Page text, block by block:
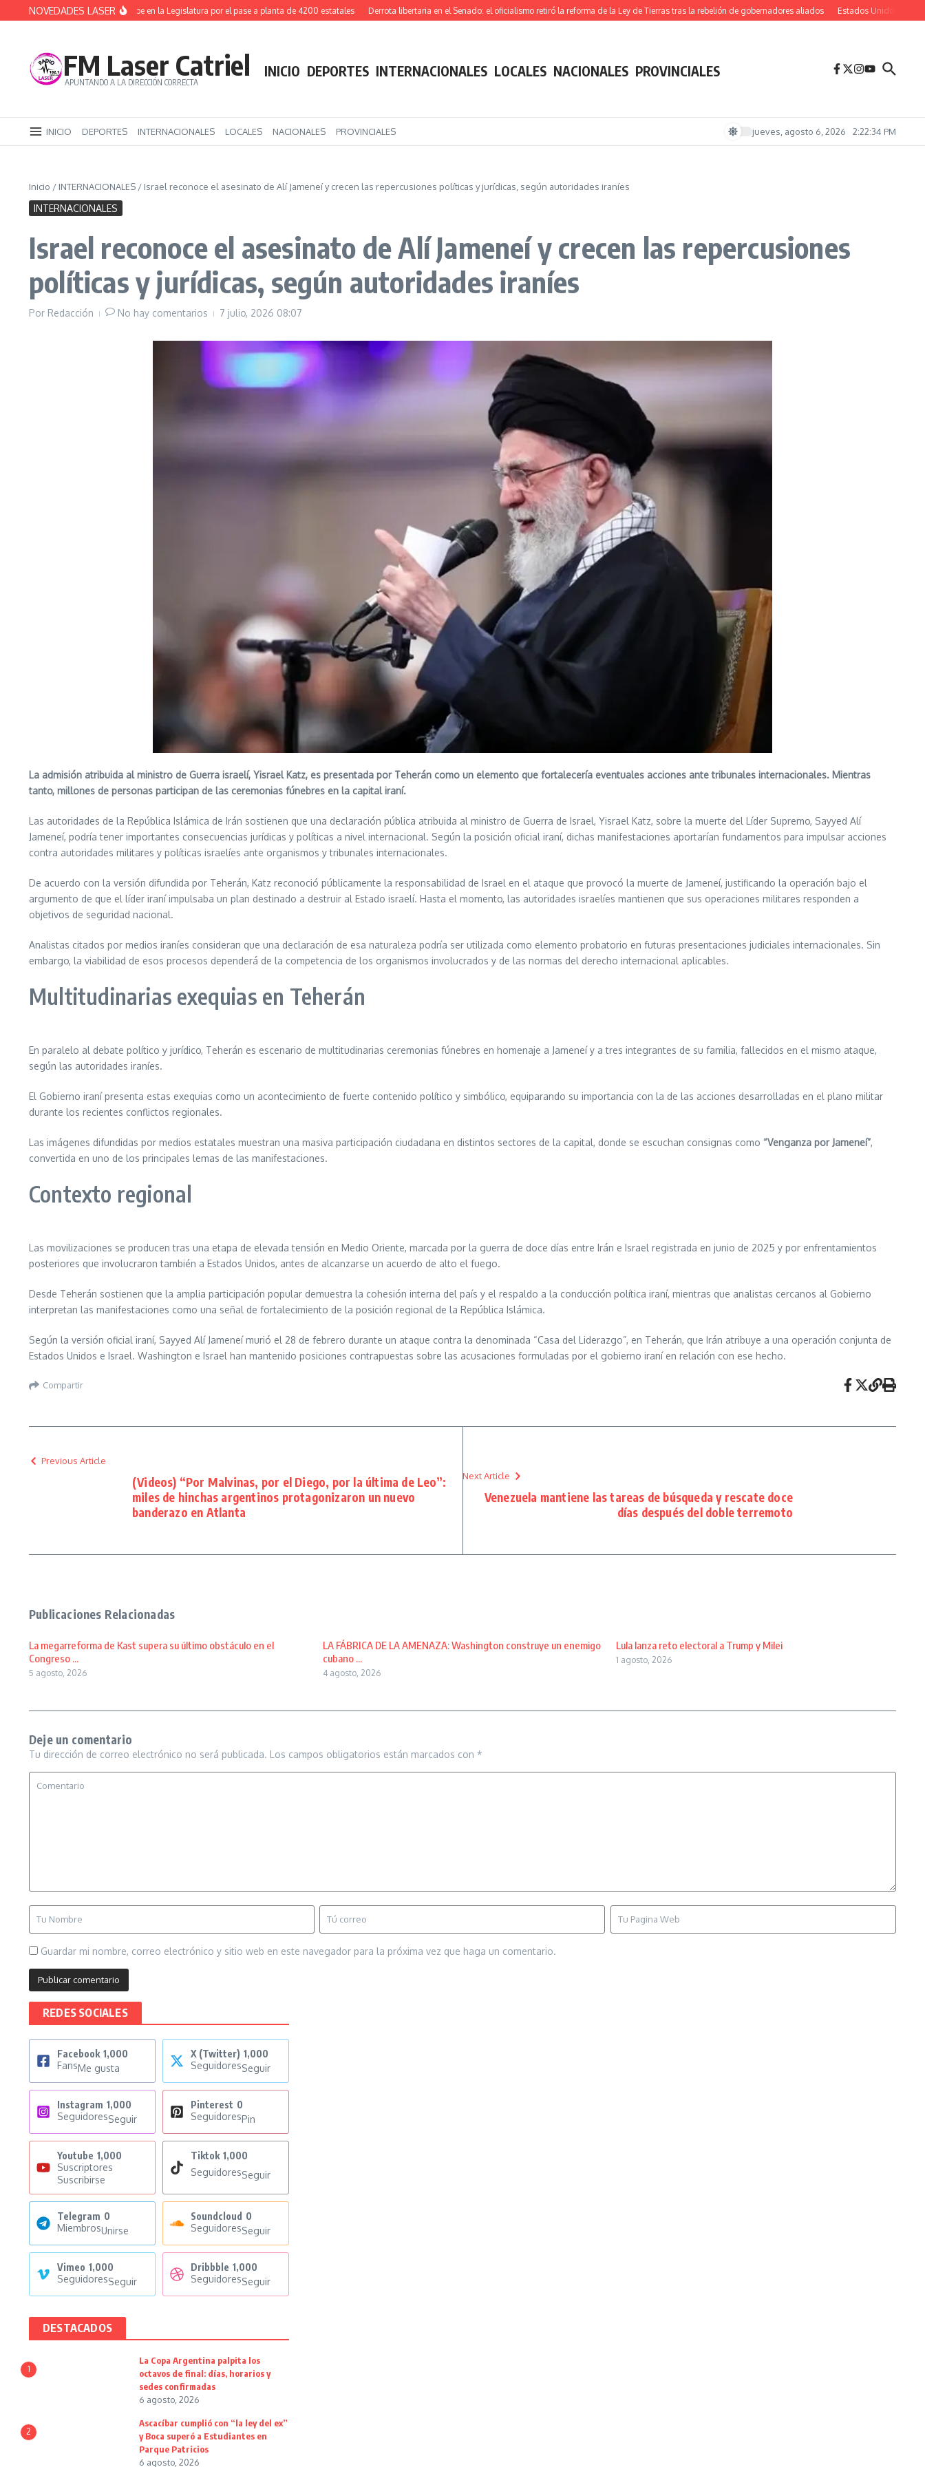
Saltar al contenido
NOVEDADES LASER
ATE ya inició un acampe en la Legislatura por el pase a planta de 4200 estatales Derrota libertaria en el Senado: el oficialismo retiró la reforma de la Ley de Tierras tras la rebelión de gobernadores aliados Estados Unidos admite que
FM Laser Catriel
APUNTANDO A LA DIRECCIÓN CORRECTA
INICIO DEPORTES INTERNACIONALES LOCALES NACIONALES PROVINCIALES
INICIO DEPORTES INTERNACIONALES LOCALES NACIONALES PROVINCIALES jueves, agosto 6, 2026 2:22:35 PM
Inicio / INTERNACIONALES / Israel reconoce el asesinato de Alí Jameneí y crecen las repercusiones políticas y jurídicas, según autoridades iraníes
INTERNACIONALES
Israel reconoce el asesinato de Alí Jameneí y crecen las repercusiones
políticas y jurídicas, según autoridades iraníes
Por Redacción No hay comentarios 7 julio, 2026 08:07
La admisión atribuida al ministro de Guerra israelí, Yisrael Katz, es presentada por Teherán como un elemento que fortalecería eventuales acciones ante tribunales internacionales. Mientras
tanto, millones de personas participan de las ceremonias fúnebres en la capital iraní.
Las autoridades de la República Islámica de Irán sostienen que una declaración pública atribuida al ministro de Guerra de Israel, Yisrael Katz, sobre la muerte del Líder Supremo, Sayyed Alí
Jameneí, podría tener importantes consecuencias jurídicas y políticas a nivel internacional. Según la posición oficial iraní, dichas manifestaciones aportarían fundamentos para impulsar acciones
contra autoridades militares y políticas israelíes ante organismos y tribunales internacionales.
De acuerdo con la versión difundida por Teherán, Katz reconoció públicamente la responsabilidad de Israel en el ataque que provocó la muerte de Jameneí, justificando la operación bajo el
argumento de que el líder iraní impulsaba un plan destinado a destruir al Estado israelí. Hasta el momento, las autoridades israelíes mantienen que sus operaciones militares responden a
objetivos de seguridad nacional.
Analistas citados por medios iraníes consideran que una declaración de esa naturaleza podría ser utilizada como elemento probatorio en futuras presentaciones judiciales internacionales. Sin
embargo, la viabilidad de esos procesos dependerá de la competencia de los organismos involucrados y de las normas del derecho internacional aplicables.
Multitudinarias exequias en Teherán
En paralelo al debate político y jurídico, Teherán es escenario de multitudinarias ceremonias fúnebres en homenaje a Jameneí y a tres integrantes de su familia, fallecidos en el mismo ataque,
según las autoridades iraníes.
El Gobierno iraní presenta estas exequias como un acontecimiento de fuerte contenido político y simbólico, equiparando su importancia con la de las acciones desarrolladas en el plano militar
durante los recientes conflictos regionales.
Las imágenes difundidas por medios estatales muestran una masiva participación ciudadana en distintos sectores de la capital, donde se escuchan consignas como “Venganza por Jameneí”,
convertida en uno de los principales lemas de las manifestaciones.
Contexto regional
Las movilizaciones se producen tras una etapa de elevada tensión en Medio Oriente, marcada por la guerra de doce días entre Irán e Israel registrada en junio de 2025 y por enfrentamientos
posteriores que involucraron también a Estados Unidos, antes de alcanzarse un acuerdo de alto el fuego.
Desde Teherán sostienen que la amplia participación popular demuestra la cohesión interna del país y el respaldo a la conducción política iraní, mientras que analistas cercanos al Gobierno
interpretan las manifestaciones como una señal de fortalecimiento de la posición regional de la República Islámica.
Según la versión oficial iraní, Sayyed Alí Jameneí murió el 28 de febrero durante un ataque contra la denominada “Casa del Liderazgo”, en Teherán, que Irán atribuye a una operación conjunta de
Estados Unidos e Israel. Washington e Israel han mantenido posiciones contrapuestas sobre las acusaciones formuladas por el gobierno iraní en relación con ese hecho.
Compartir
Previous Article
(Videos) “Por Malvinas, por el Diego, por la última de Leo”:
miles de hinchas argentinos protagonizaron un nuevo
banderazo en Atlanta
Next Article
Venezuela mantiene las tareas de búsqueda y rescate doce
días después del doble terremoto
Publicaciones Relacionadas
La megarreforma de Kast supera su último obstáculo en el
Congreso ...
5 agosto, 2026
LA FÁBRICA DE LA AMENAZA: Washington construye un enemigo
cubano ...
4 agosto, 2026
Lula lanza reto electoral a Trump y Milei
1 agosto, 2026
Deje un comentario
Tu dirección de correo electrónico no será publicada. Los campos obligatorios están marcados con *
Guardar mi nombre, correo electrónico y sitio web en este navegador para la próxima vez que haga un comentario.
REDES SOCIALES
Facebook 1,000
FansMe gusta
X (Twitter) 1,000
SeguidoresSeguir
Instagram 1,000
SeguidoresSeguir
Pinterest 0
SeguidoresPin
Youtube 1,000
Suscriptores
Suscribirse
Tiktok 1,000
SeguidoresSeguir
Telegram 0
MiembrosUnirse
Soundcloud 0
SeguidoresSeguir
Vimeo 1,000
SeguidoresSeguir
Dribbble 1,000
SeguidoresSeguir
DESTACADOS
1
La Copa Argentina palpita los
octavos de final: días, horarios y
sedes confirmadas
6 agosto, 2026
2
Ascacíbar cumplió con “la ley del ex”
y Boca superó a Estudiantes en
Parque Patricios
6 agosto, 2026